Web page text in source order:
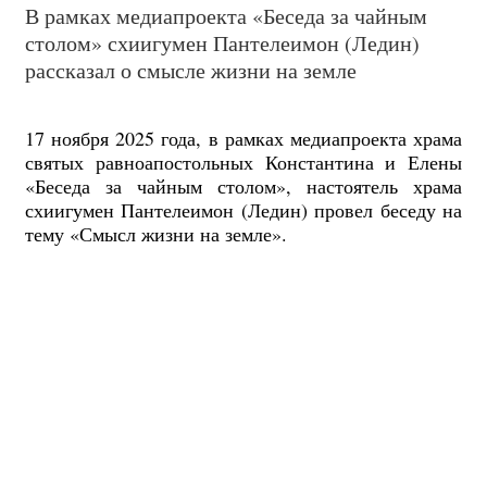
В рамках медиапроекта «Беседа за чайным
столом» схиигумен Пантелеимон (Ледин)
рассказал о смысле жизни на земле
17 ноября 2025 года, в рамках медиапроекта храма
святых равноапостольных Константина и Елены
«Беседа за чайным столом», настоятель храма
схиигумен Пантелеимон (Ледин) провел беседу на
тему «Смысл жизни на земле».